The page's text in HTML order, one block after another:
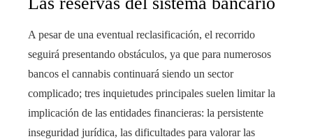
A pesar de una eventual reclasificación, el recorrido
seguirá presentando obstáculos, ya que para numerosos
bancos el cannabis continuará siendo un sector
complicado; tres inquietudes principales suelen limitar la
implicación de las entidades financieras: la persistente
inseguridad jurídica, las dificultades para valorar las